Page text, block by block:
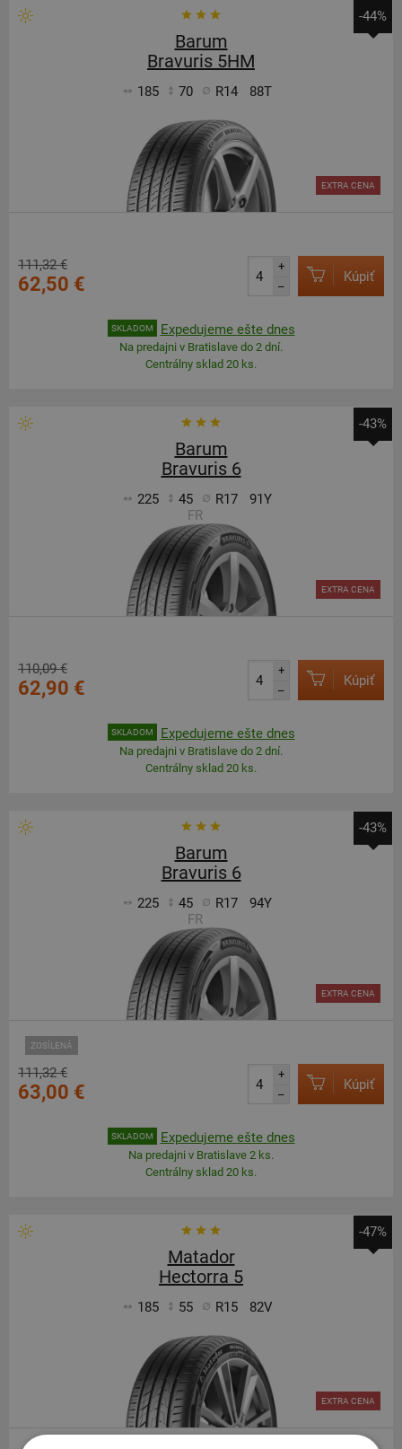
-44%
Barum
Bravuris 5HM
185 70 R14 88T
EXTRA CENA
111,32 €
62,50 €
+
–
Kúpiť
SKLADOM Expedujeme ešte dnes
Na predajni v Bratislave do 2 dní.
Centrálny sklad 20 ks.
-43%
Barum
Bravuris 6
225 45 R17
91Y
FR
EXTRA CENA
110,09 €
62,90 €
+
–
Kúpiť
SKLADOM Expedujeme ešte dnes
Na predajni v Bratislave do 2 dní.
Centrálny sklad 20 ks.
-43%
Barum
Bravuris 6
225 45 R17
94Y
FR
ZOSÍLENÁ
EXTRA CENA
111,32 €
63,00 €
+
–
Kúpiť
SKLADOM Expedujeme ešte dnes
Na predajni v Bratislave 2 ks.
Centrálny sklad 20 ks.
-47%
Matador
Hectorra 5
185 55 R15 82V
EXTRA CENA